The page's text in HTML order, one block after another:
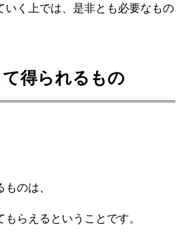
いく上では、是非とも必要なもの
得られるもの
のは、
らえるということです。